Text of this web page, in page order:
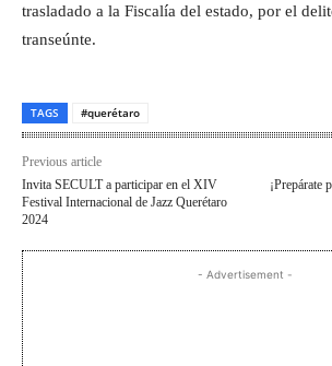
trasladado a la Fiscalía del estado, por el
transeúnte.
TAGS #querétaro
Previous article
Invita SECULT a participar en el XIV
Festival Internacional de Jazz Querétaro
2024
¡Prepárate
- Advertisement -